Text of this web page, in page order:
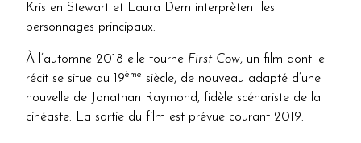
Kristen Stewart et Laura Dern interprètent les
personnages principaux.
À l’automne 2018 elle tourne First Cow, un film dont le
récit se situe au 19ème siècle, de nouveau adapté d’une
nouvelle de Jonathan Raymond, fidèle scénariste de la
cinéaste. La sortie du film est prévue courant 2019.